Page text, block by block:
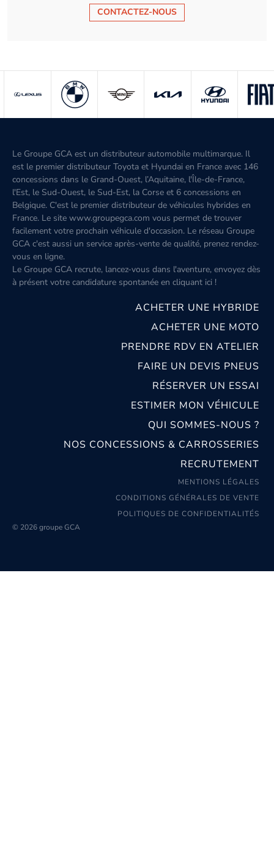
CONTACTEZ-NOUS
Le Groupe GCA est un distributeur automobile multimarque. Il
est le premier distributeur Toyota et Hyundai en France avec 146
concessions dans le Grand-Ouest, l’Aquitaine, l'Île-de-France,
l'Est, le Sud-Ouest, le Sud-Est, la Corse et 6 concessions en
Belgique. C'est le premier distributeur de véhicules hybrides en
France. Le site www.groupegca.com vous permet de trouver
facilement votre prochain véhicule d'occasion. Le réseau Groupe
GCA c'est aussi un service après-vente de qualité, prenez rendez-
vous en ligne.
Le Groupe GCA recrute, lancez-vous dans l'aventure, envoyez dès
à présent votre candidature spontanée en cliquant ici !
ACHETER UNE HYBRIDE
ACHETER UNE MOTO
PRENDRE RDV EN ATELIER
FAIRE UN DEVIS PNEUS
RÉSERVER UN ESSAI
ESTIMER MON VÉHICULE
QUI SOMMES-NOUS ?
NOS CONCESSIONS & CARROSSERIES
RECRUTEMENT
MENTIONS LÉGALES
CONDITIONS GÉNÉRALES DE VENTE
POLITIQUES DE CONFIDENTIALITÉS
© 2026 groupe GCA